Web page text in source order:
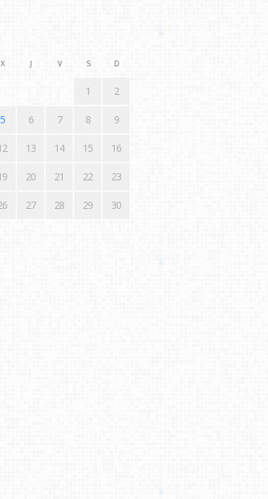
X J V S D
1 2
5 6 7 8 9
13 14 15 16
20 21 22 23
27 28 29 30